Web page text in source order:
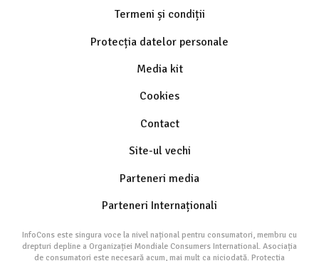
Termeni și condiții
Protecția datelor personale
Media kit
Cookies
Contact
Site-ul vechi
Parteneri media
Parteneri Internaționali
InfoCons este singura voce la nivel național pentru consumatori, membru cu
drepturi depline a Organizației Mondiale Consumers International. Asociația
de consumatori este necesară acum, mai mult ca niciodată. Protecția